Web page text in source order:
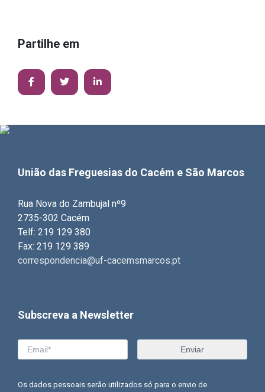
Partilhe em
União das Freguesias do Cacém e São Marcos
Rua Nova do Zambujal nº9
2735-302 Cacém
Telf: 219 129 380
Fax: 219 129 389
correspondencia@uf-cacemsmarcos.pt
Subscreva a Newsletter
Os dados pessoais serão utilizados só para o envio de